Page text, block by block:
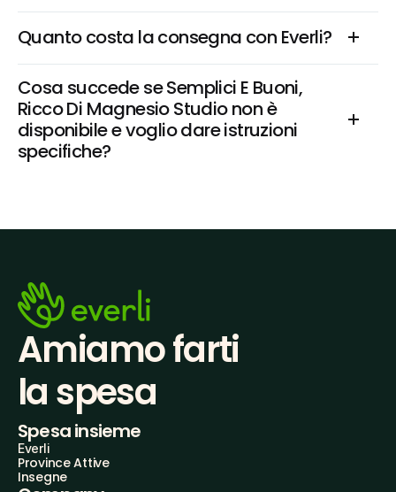
Quanto costa la consegna con Everli?
Cosa succede se Semplici E Buoni,
Ricco Di Magnesio Studio non è
disponibile e voglio dare istruzioni
specifiche?
Amiamo farti
la spesa
Spesa insieme
Everli
Province Attive
Insegne